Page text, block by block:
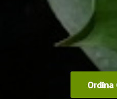
Ordina